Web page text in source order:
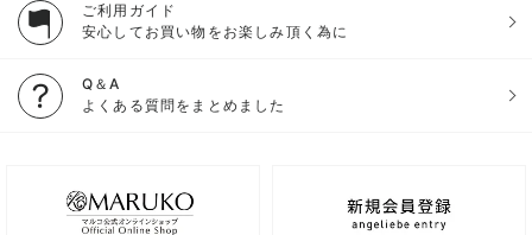
ご利用ガイド
安心してお買い物をお楽しみ頂く為に
Q＆A
よくある質問をまとめました